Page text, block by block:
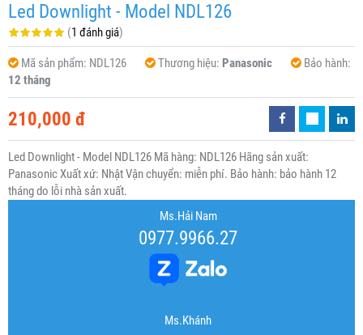
Led Downlight - Model NDL126
(1 đánh giá)
Mã sản phẩm: NDL126 Thương hiệu: Panasonic
Bảo hành:
12 tháng
210,000 đ
Led Downlight - Model NDL126 Mã hàng: NDL126 Hãng sản xuất:
Panasonic Xuất xứ: Nhật Vận chuyển: miễn phí. Bảo hành: bảo hành 12
tháng do lỗi nhà sản xuất.
Ms.Hải Nam
0977.9966.27
Ms.Khánh